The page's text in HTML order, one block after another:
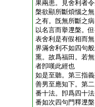
果兩患。見舍利者
槃欲顯所斷煩惱之
之有。旣無所斷之
以名言而擧𣵀槃。
表舍利是有假相而
界滿舍利不如四句
熏。故爲福田。若
者卽嘆此經也
如是至聽。第三指
善男至應知下。第
番十法。卽爲四十
番如次四句門釋𣵀